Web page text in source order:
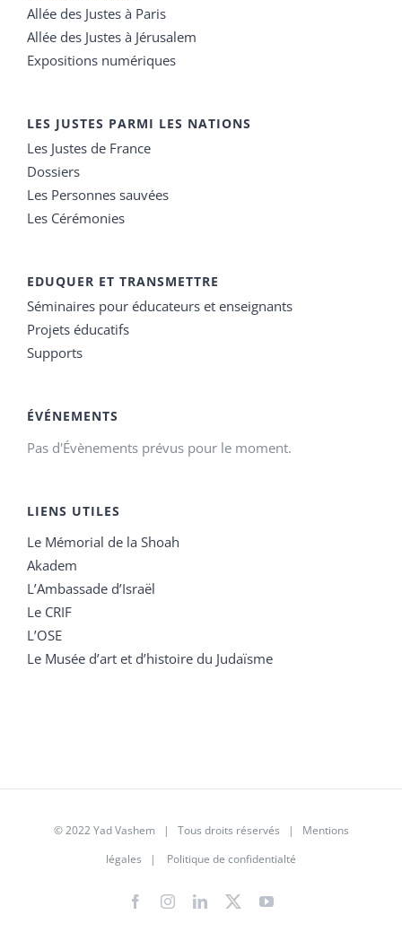
Allée des Justes à Paris
Allée des Justes à Jérusalem
Expositions numériques
LES JUSTES PARMI LES NATIONS
Les Justes de France
Dossiers
Les Personnes sauvées
Les Cérémonies
EDUQUER ET TRANSMETTRE
Séminaires pour éducateurs et enseignants
Projets éducatifs
Supports
ÉVÉNEMENTS
Pas d'Évènements prévus pour le moment.
LIENS UTILES
Le Mémorial de la Shoah
Akadem
L’Ambassade d’Israël
Le CRIF
L’OSE
Le Musée d’art et d’histoire du Judaïsme
© 2022 Yad Vashem | Tous droits réservés | Mentions
légales | Politique de confidentialté